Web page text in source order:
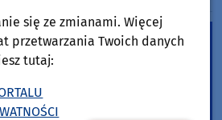
się ze zmianami. Więcej
przetwarzania Twoich danych
tutaj: